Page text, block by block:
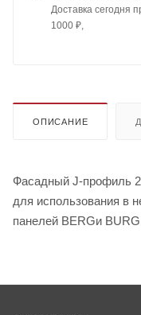
Доставка сегодня
1000 ₽,
ОПИСАНИЕ
Фасадный J-профиль
для использования в
панелей BERGи